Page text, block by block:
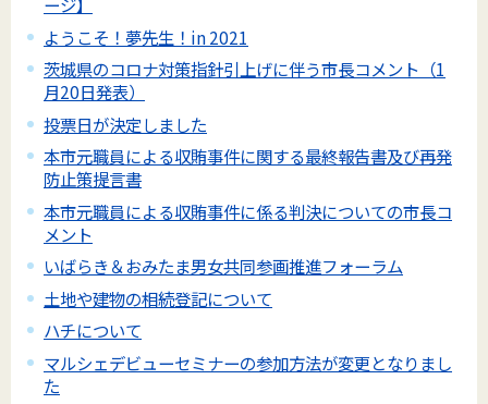
ようこそ！夢先生！in 2021
茨城県のコロナ対策指針引上げに伴う市長コメント（1
月20日発表）
投票日が決定しました
本市元職員による収賄事件に関する最終報告書及び再発
防止策提言書
本市元職員による収賄事件に係る判決についての市長コ
メント
いばらき＆おみたま男女共同参画推進フォーラム
土地や建物の相続登記について
ハチについて
マルシェデビューセミナーの参加方法が変更となりまし
た